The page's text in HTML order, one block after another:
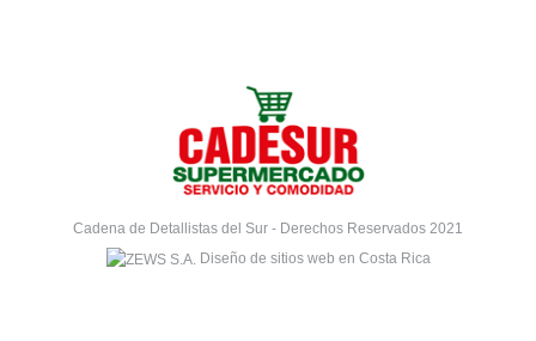
Cadena de Detallistas del Sur - Derechos Reservados 2021
Diseño de sitios web en Costa Rica